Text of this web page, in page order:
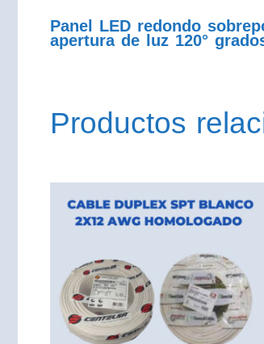
Panel LED redondo
apertura de luz 120°
Productos